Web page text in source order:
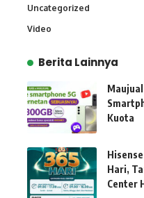
Uncategorized
Video
Berita Lainnya
Kuota
Hari,
Center